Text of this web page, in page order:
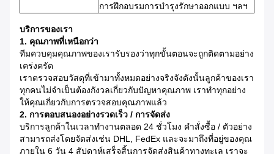
การฝึกอบรมการบำรุงรักษาออกแบบ ฯลฯ
บริการของเรา
1. คุณภาพที่เหนือกว่า
ทีมควบคุมคุณภาพของเรารับรองว่าทุกขั้นตอนจะถูกติดตามอย่าง
เคร่งครัด
เราตรวจสอบวัสดุที่เข้ามาทั้งหมดอย่างจริงจังดังนั้นลูกค้าของเรา
ทุกคนไม่จำเป็นต้องกังวลเกี่ยวกับปัญหาคุณภาพ เราทำทุกอย่าง
ให้คุณเกี่ยวกับการตรวจสอบคุณภาพแล้ว
2. การตอบสนองอย่างรวดเร็ว / การจัดส่ง
บริการลูกค้าในเวลาทำงานตลอด 24 ชั่วโมง คำสั่งซื้อ / ตัวอย่าง
สามารถส่งโดยจัดส่งเช่น DHL, FedEx และจะมาถึงที่อยู่ของคุณ
ภายใน 6 วัน 4 สัปดาห์เสร็จสิ้นการจัดส่งสินค้าทางทะเล เราจะ